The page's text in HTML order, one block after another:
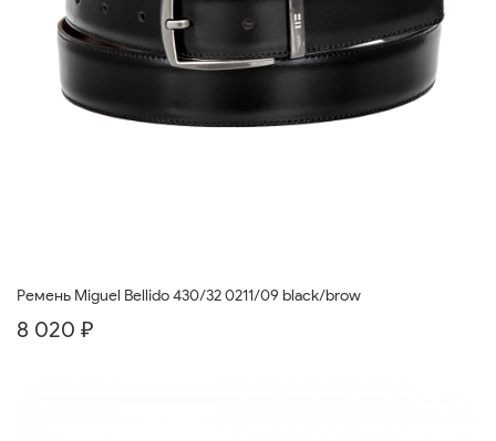
Ремень Miguel Bellido 430/32 0211/09 black/brow
8 020 ₽